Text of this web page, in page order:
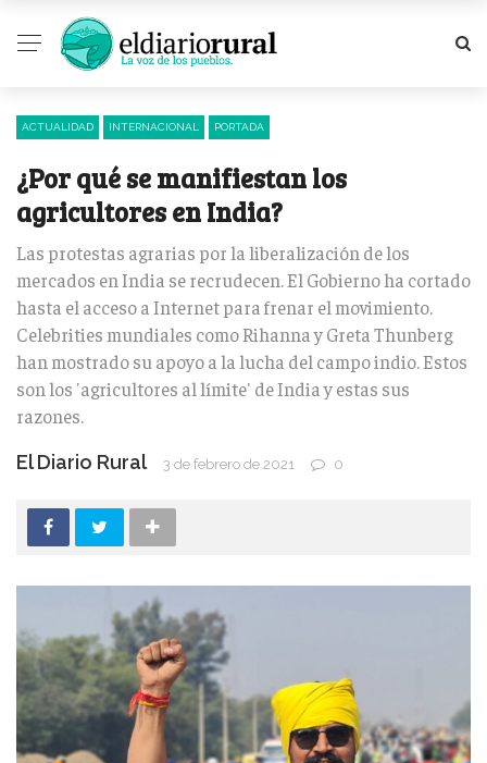
ACTUALIDAD INTERNACIONAL PORTADA
¿Por qué se manifiestan los
agricultores en India?
Las protestas agrarias por la liberalización de los
mercados en India se recrudecen. El Gobierno ha cortado
hasta el acceso a Internet para frenar el movimiento.
Celebrities mundiales como Rihanna y Greta Thunberg
han mostrado su apoyo a la lucha del campo indio. Estos
son los 'agricultores al límite' de India y estas sus
razones.
El Diario Rural 3 de febrero de 2021 0